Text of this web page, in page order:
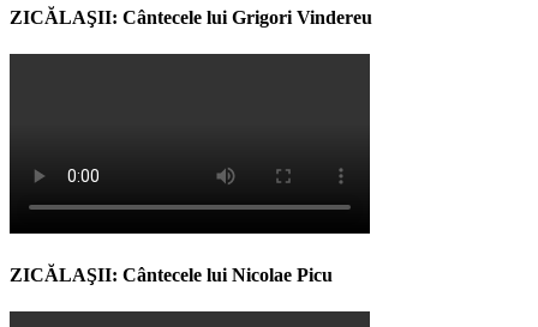
ZICĂLAŞII: Cântecele lui Grigori Vindereu
ZICĂLAŞII: Cântecele lui Nicolae Picu